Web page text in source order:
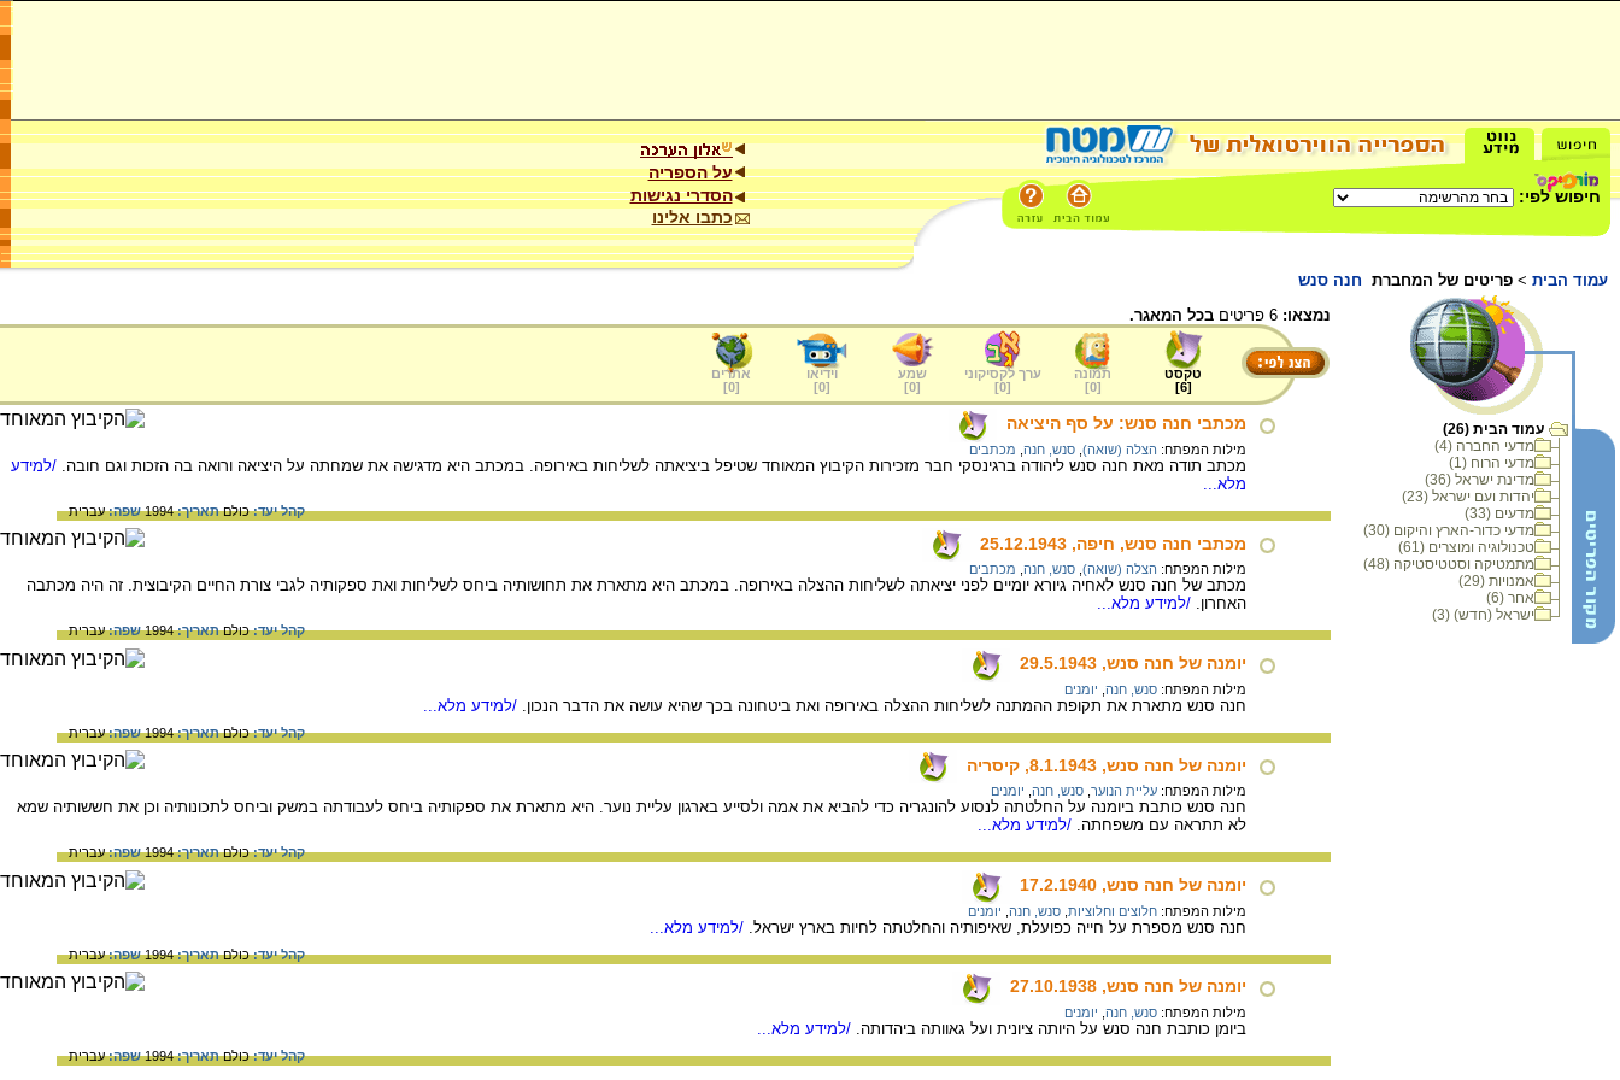
חיפוש לפי:
על הספריה
הסדרי נגישות
כתבו אלינו
עמוד הבית > פריטים של המחברת חנה סנש
עמוד הבית (26)
מדעי החברה (4)
מדעי הרוח (1)
מדינת ישראל (36)
יהדות ועם ישראל (23)
מדעים (33)
מדעי כדור-הארץ והיקום (30)
טכנולוגיה ומוצרים (61)
מתמטיקה וסטטיסטיקה (48)
אמנויות (29)
אחר (6)
ישראל (חדש) (3)
נמצאו: בכל המאגר.
טקסט
[
6
]
תמונה
[
0
]
ערך לקסיקוני
[
0
]
שמע
[
0
]
וידיאו
[
0
]
אתרים
[
0
]
מכתבי חנה סנש: על סף היציאה
מילות המפתח: הצלה (שואה) סנש, חנה מכתבים
מכתב תודה מאת חנה סנש ליהודה ברגינסקי חבר מזכירות הקיבוץ המאוחד שטיפל ביציאתה לשליחות באירופה. במכתב היא מדגישה את שמחתה על היציאה ורואה בה הזכות וגם חובה. /למידע
מלא...
קהל יעד:כולםתאריך:1994 שפה:עברית
מכתבי חנה סנש, חיפה, 25.12.1943
מילות המפתח: הצלה (שואה) סנש, חנה מכתבים
מכתב של חנה סנש לאחיה גיורא יומיים לפני יציאתה לשליחות ההצלה באירופה. במכתב היא מתארת את תחושותיה ביחס לשליחות ואת ספקותיה לגבי צורת החיים הקיבוצית. זה היה מכתבה
האחרון. /למידע מלא...
קהל יעד:כולםתאריך:1994 שפה:עברית
יומנה של חנה סנש, 29.5.1943
מילות המפתח: סנש, חנה יומנים
חנה סנש מתארת את תקופת ההמתנה לשליחות ההצלה באירופה ואת ביטחונה בכך שהיא עושה את הדבר הנכון. /למידע מלא...
קהל יעד:כולםתאריך:1994 שפה:עברית
יומנה של חנה סנש, 8.1.1943, קיסריה
מילות המפתח: עליית הנוער סנש, חנה יומנים
חנה סנש כותבת ביומנה על החלטתה לנסוע להונגריה כדי להביא את אמה ולסייע בארגון עליית נוער. היא מתארת את ספקותיה ביחס לעבודתה במשק וביחס לתכונותיה וכן את חששותיה שמא
לא תתראה עם משפחתה. /למידע מלא...
קהל יעד:כולםתאריך:1994 שפה:עברית
יומנה של חנה סנש, 17.2.1940
מילות המפתח: חלוצים וחלוציות סנש, חנה יומנים
חנה סנש מספרת על חייה כפועלת, שאיפותיה והחלטתה לחיות בארץ ישראל. /למידע מלא...
קהל יעד:כולםתאריך:1994 שפה:עברית
יומנה של חנה סנש, 27.10.1938
מילות המפתח: סנש, חנה יומנים
ביומן כותבת חנה סנש על היותה ציונית ועל גאוותה ביהדותה. /למידע מלא...
קהל יעד:כולםתאריך:1994 שפה:עברית